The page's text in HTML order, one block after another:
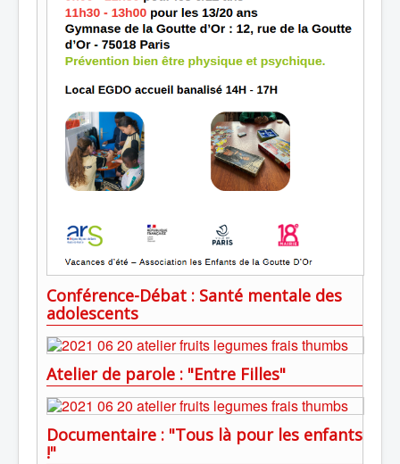
Conférence-Débat : Santé mentale des
adolescents
Atelier de parole : "Entre Filles"
Documentaire : "Tous là pour les enfants
!"